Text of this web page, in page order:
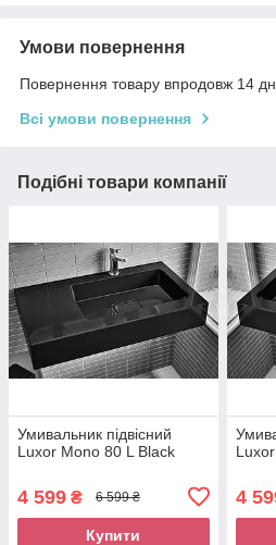
Умови повернення
Повернення товару впродовж 14
Всі умови повернення
Подібні товари компанії
Умивальник підвісний
Luxor Mono 80 L Black
4 599 ₴ 6 599 ₴
Купити
4